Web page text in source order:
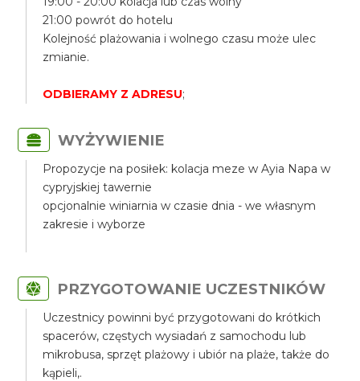
21:00 powrót do hotelu
Kolejność plażowania i wolnego czasu może ulec
zmianie.
ODBIERAMY Z ADRESU;
WYŻYWIENIE
Propozycje na posiłek: kolacja meze w Ayia Napa w
cypryjskiej tawernie
opcjonalnie winiarnia w czasie dnia - we własnym
zakresie i wyborze
PRZYGOTOWANIE UCZESTNIKÓW
Uczestnicy powinni być przygotowani do krótkich
spacerów, częstych wysiadań z samochodu lub
mikrobusa, sprzęt plażowy i ubiór na plaże, także do
kąpieli,.